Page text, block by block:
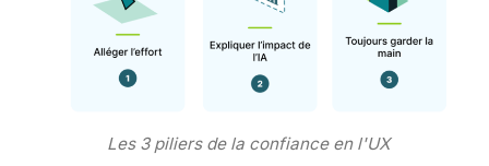
Les 3 piliers de la confiance en l'UX